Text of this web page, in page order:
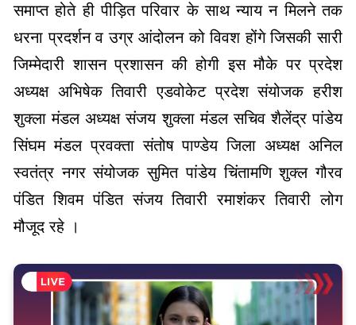
समाप्त होते ही पीड़ित परिवार के साथ न्याय न मिलने तक
धरना प्रदर्शन व उग्र आंदोलन को विवश होंगे जिसकी सारी
जिम्मेदारी शासन प्रशासन की होगी इस मौके पर प्रदेश
अध्यक्ष अभिषेक तिवारी एडवोकेट प्रदेश संयोजक हरीश
शुक्ला मंडल अध्यक्ष संजय शुक्ला मंडल सचिव शैलेंद्र पांडेय
सिंघम मंडल प्रवक्ता संतोष पाण्डेय जिला अध्यक्ष अनिल
स्वतंत्र नगर संयोजक सुमित पांडेय चिंतामणि शुक्ल गौरव
पंडित शिवम पंडित संजय तिवारी रमाशंकर तिवारी लोग
मौजूद रहे ।